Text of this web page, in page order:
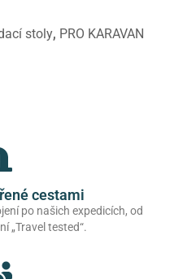
stoly, PRO KARAVAN
cestami
po našich expedicích, od
„Travel tested“.